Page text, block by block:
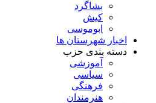
بشاگرد
کیش
ابوموسی
اخبار شهرستان ها
دسته بندی حزب
آموزشی
سیاسی
فرهنگی
هنرمندان